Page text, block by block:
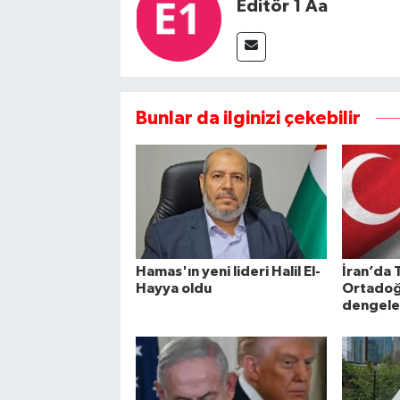
Editör 1 Aa
Bunlar da ilginizi çekebilir
Hamas'ın yeni lideri Halil El-
Hayya oldu
İran’da